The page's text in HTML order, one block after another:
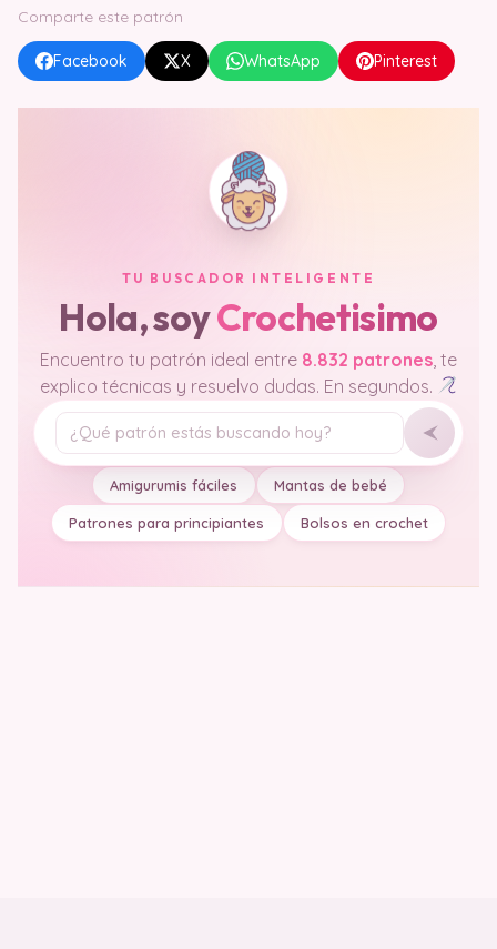
Comparte este patrón
Facebook X WhatsApp Pinterest
TU BUSCADOR INTELIGENTE
Hola, soyCrochetisimo
Encuentro tu patrón ideal entre 8.832 patrones , te
explico técnicas y resuelvo dudas. En segundos.
Tu pregunta
Amigurumis fáciles Mantas de bebé
Patrones para principiantes Bolsos en crochet